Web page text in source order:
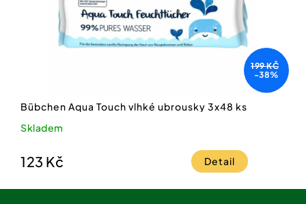
199 KČ
-38%
Bübchen Aqua Touch vlhké ubrousky 3x48 ks
Skladem
123 Kč Detail